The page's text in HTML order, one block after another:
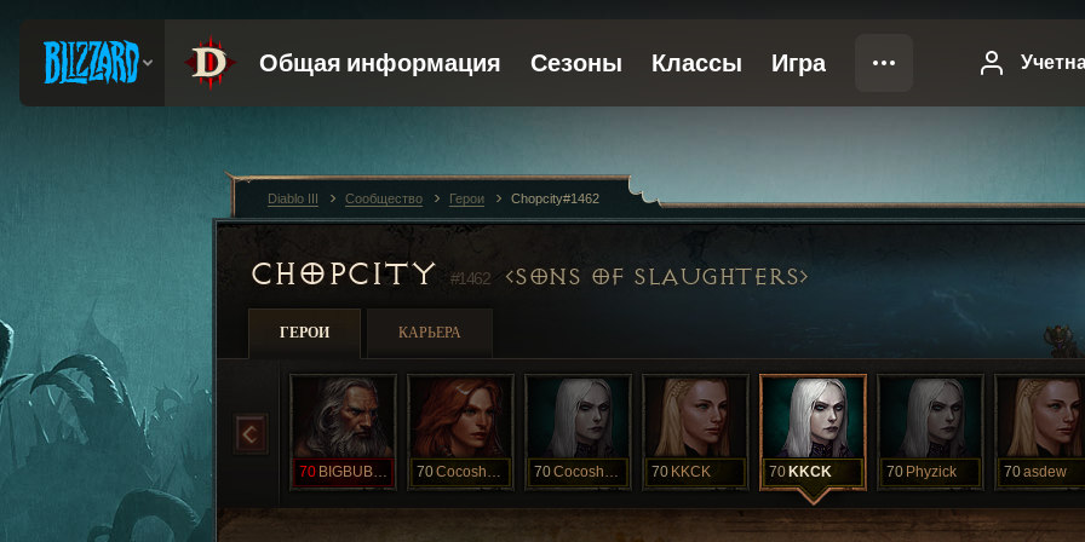
CHOPCITY #1462 SONS OF SLAUGHTERS
ГЕРОИ КАРЬЕРА
70 BIGBUBBA 70 Cocoshakaku 70 Cocoshakaku 70 KKCK 70 KKCK 70 Phyzick 70asdew
Diablo III Сообщество Герои Chopcity#1462